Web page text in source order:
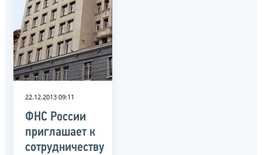
22.12.2013 09:11
ФНС России
приглашает к
сотрудничеству